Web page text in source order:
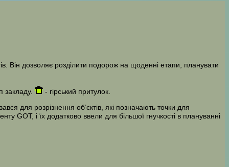
Він дозволяє розділити подорож на щоденні етапи, планувати
закладу.
- гірський притулок.
для розрізнення об’єктів, які позначають точки для
GOT, і їх додатково ввели для більшої гнучкості в плануванні